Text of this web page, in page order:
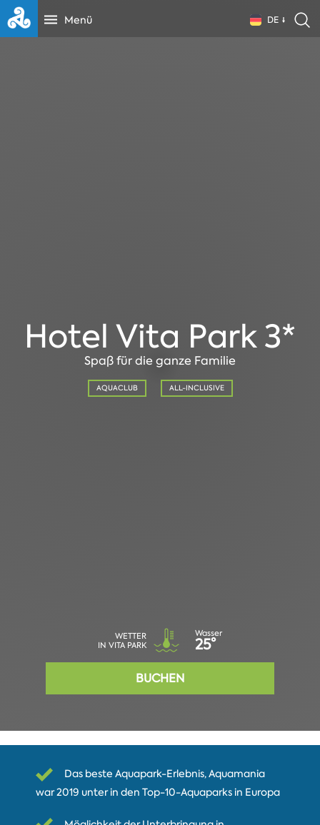
Menü DE
Hotel Vita Park 3*
Spaß für die ganze Familie
AQUACLUB ALL-INCLUSIVE
WETTER
IN VITA PARK
Wasser
25°
BUCHEN
Das beste Aquapark-Erlebnis, Aquamania
war 2019 unter in den Top-10-Aquaparks in Europa